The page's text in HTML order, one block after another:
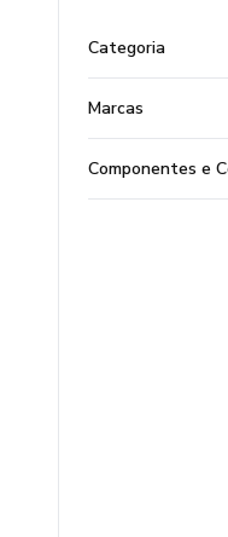
Categoria
Marcas
Componentes e